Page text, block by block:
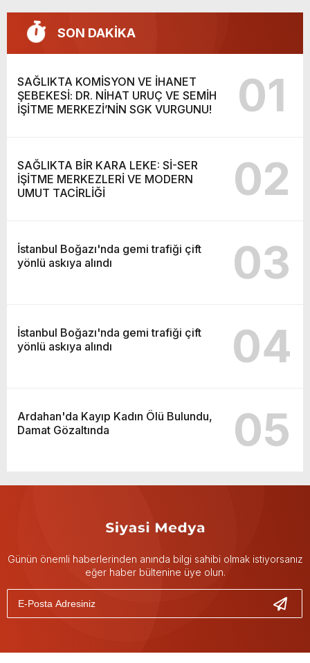
SON DAKİKA
SAĞLIKTA KOMİSYON VE İHANET
ŞEBEKESİ: DR. NİHAT URUÇ VE SEMİH
İŞİTME MERKEZİ’NİN SGK VURGUNU!
01
SAĞLIKTA BİR KARA LEKE: Sİ-SER
İŞİTME MERKEZLERİ VE MODERN
UMUT TACİRLİĞİ
02
İstanbul Boğazı'nda gemi trafiği çift
yönlü askıya alındı
03
İstanbul Boğazı'nda gemi trafiği çift
yönlü askıya alındı
04
Ardahan'da Kayıp Kadın Ölü Bulundu,
Damat Gözaltında
05
Günün önemli haberlerinden anında bilgi sahibi olmak istiyorsanız
eğer haber bültenine üye olun.